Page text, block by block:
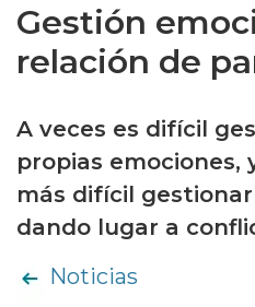
Gestión
relación de
A veces es difícil
propias emociones,
más difícil
dando lugar a
Noticias